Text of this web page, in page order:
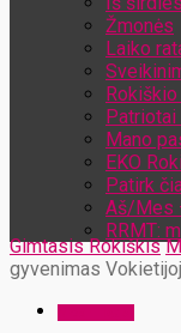
Žmonės
Laiko
Mano
EKO
Patirk
Aš/Mes
RRMT:
Gimtasis Rokiškis
gyvenimas